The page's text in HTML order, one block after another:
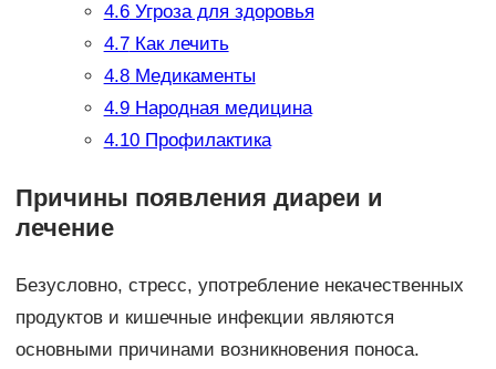
4.6Угроза для здоровья
4.7Как лечить
4.8Медикаменты
4.9Народная медицина
4.10Профилактика
Причины появления диареи и
лечение
Безусловно, стресс, употребление некачественных
продуктов и кишечные инфекции являются
основными причинами возникновения поноса.